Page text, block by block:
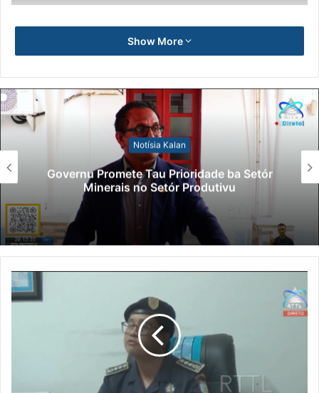
Show More
Notísia Kalan
Lei Siberseguransa Ajuda Autoridade
Polisiál Kaptura Autór Kriminozu ho
Paradeiru Iha Estranjeiru